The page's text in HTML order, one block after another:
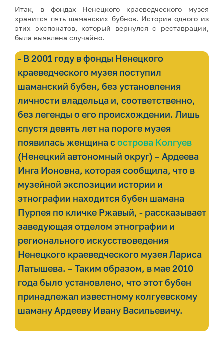
Итак, в фондах Ненецкого краеведческого музея
хранится пять шаманских бубнов. История одного из
этих экспонатов, который вернулся с реставрации,
была выявлена случайно.
- В 2001 году в фонды Ненецкого
краеведческого музея поступил
шаманский бубен, без установления
личности владельца и, соответственно,
без легенды о его происхождении. Лишь
спустя девять лет на пороге музея
появилась женщина сострова Колгуев
(Ненецкий автономный округ) – Ардеева
Инга Ионовна, которая сообщила, что в
музейной экспозиции истории и
этнографии находится бубен шамана
Пурпея по кличке Ржавый, - рассказывает
заведующая отделом этнографии и
регионального искусствоведения
Ненецкого краеведческого музея Лариса
Латышева. – Таким образом, в мае 2010
года было установлено, что этот бубен
принадлежал известному колгуевскому
шаману Ардееву Ивану Васильевичу.